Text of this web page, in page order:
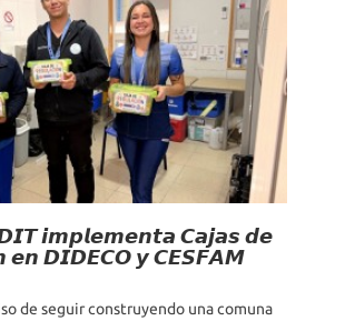
𝙞𝙢𝙥𝙡𝙚𝙢𝙚𝙣𝙩𝙖 𝘾𝙖𝙟𝙖𝙨 𝙙𝙚
𝙚𝙣 𝘿𝙄𝘿𝙀𝘾𝙊 𝙮 𝘾𝙀𝙎𝙁𝘼𝙈
de seguir construyendo una comuna